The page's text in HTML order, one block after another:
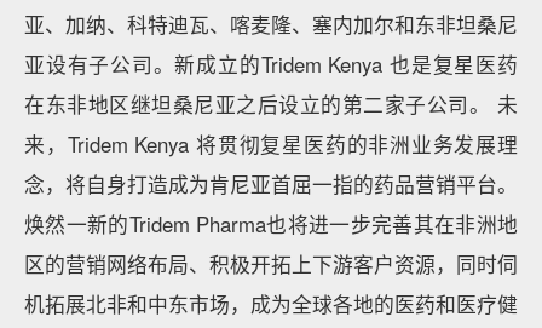
亚、加纳、科特迪瓦、喀麦隆、塞内加尔和东非坦桑尼
亚设有子公司。新成立的Tridem Kenya 也是复星医药
在东非地区继坦桑尼亚之后设立的第二家子公司。 未
来，Tridem Kenya 将贯彻复星医药的非洲业务发展理
念，将自身打造成为肯尼亚首屈一指的药品营销平台。
焕然一新的Tridem Pharma也将进一步完善其在非洲地
区的营销网络布局、积极开拓上下游客户资源，同时伺
机拓展北非和中东市场，成为全球各地的医药和医疗健